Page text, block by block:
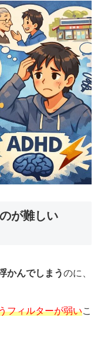
が難しい
かんでしまうのに、
フィルターが弱いこ